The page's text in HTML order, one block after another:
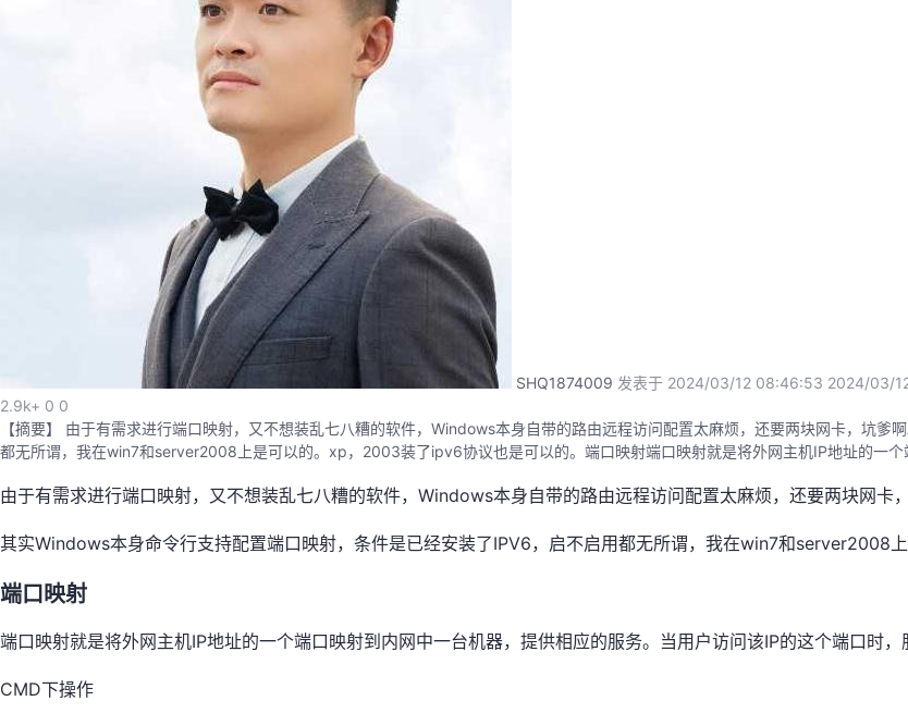
SHQ1874009 发表于 2024/03/12 08:46:53 2024/03/
2.9k+ 0 0
【摘要】 由于有需求进行端口映射，又不想装乱七八糟的软件，Windows本身自带的路由远程访问配置太麻烦，还要两块网卡，坑
都无所谓，我在win7和server2008上是可以的。xp，2003装了ipv6协议也是可以的。端口映射端口映射就是将外网主机IP地址的一
由于有需求进行端口映射，又不想装乱七八糟的软件，Windows本身自带的路由远程访问配置太麻烦，还要两块网卡，
其实Windows本身命令行支持配置端口映射，条件是已经安装了IPV6，启不启用都无所谓，我在win7和server2008
端口映射
端口映射就是将外网主机IP地址的一个端口映射到内网中一台机器，提供相应的服务。当用户访问该IP的这个端口时，
CMD下操作